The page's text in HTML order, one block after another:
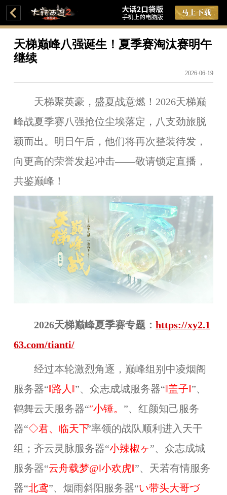
天梯巅峰八强诞生！夏季赛淘汰赛明午
继续
2026-06-19
天梯聚英豪，盛夏战意燃！2026天梯巅
峰战夏季赛八强抢位尘埃落定，八支劲旅脱
颖而出。明日午后，他们将再次整装待发 ，
向更高的荣誉发起冲击——敬请锁定直播，
共鉴巅峰！
2026天梯巅峰夏季赛专题： https://xy2.1
63.com/tianti/
经过本轮激烈角逐，巅峰组别中凌烟阁
服务器“ 路人 ”、众志成城服务器“ ‖盖子‖ ”、
鹤舞云天服务器“″小锤。 ”、红颜知己服务
器“◇君、临天下”率领的战队顺利进入天干
组； 齐云灵脉服务器“小辣椒ヶ”、 众志成城
服务器“云舟载梦@‖小欢虎‖ ”、 天若有情服务
器“北鸢”、 烟雨斜阳 服务器“い带头大哥づ